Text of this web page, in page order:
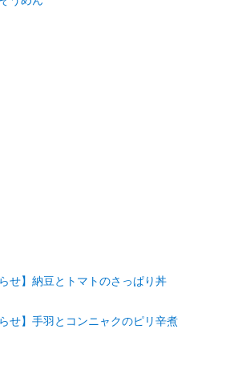
せ】納豆とトマトのさっぱり丼
せ】手羽とコンニャクのピリ辛煮